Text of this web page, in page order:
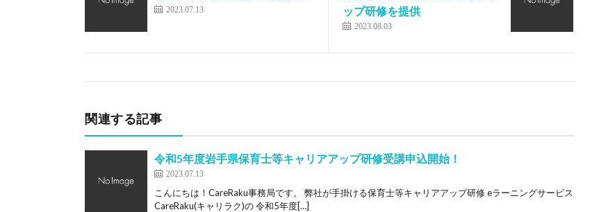
2023.07.13
ップ研修を提供
2023.08.03
関連する記事
令和5年度岩手県保育士等キャリアアップ研修受講申込開始！
2023.07.13
こんにちは！CareRaku事務局です。 弊社が手掛ける保育士等キャリアアップ研修 eラーニングサービス
CareRaku(キャリラク)の 令和5年度[…]